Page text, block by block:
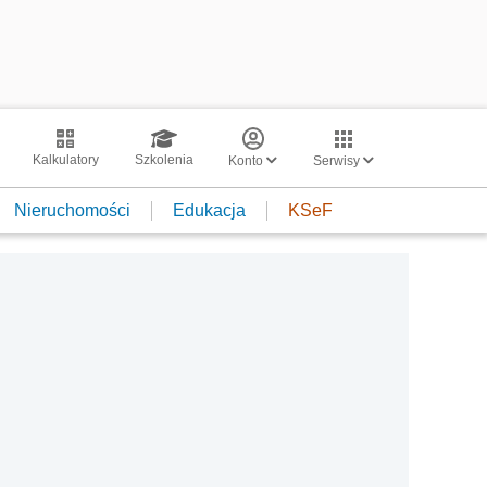
Kalkulatory Szkolenia Konto Serwisy
Nieruchomości Edukacja KSeF